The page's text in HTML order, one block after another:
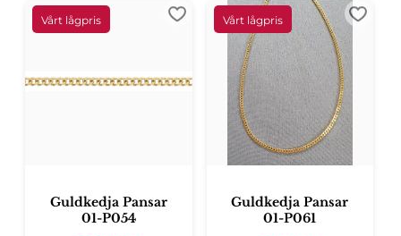
Guldkedja Pansar
01-P054
Lägg till i favoriter
Guldkedja Pansar
01-P061
Lägg